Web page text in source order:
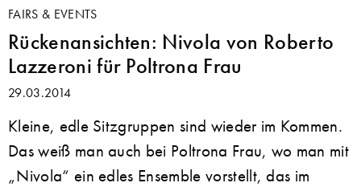
FAIRS & EVENTS
Rückenansichten: Nivola von Roberto
Lazzeroni für Poltrona Frau
29.03.2014
Kleine, edle Sitzgruppen sind wieder im Kommen.
Das weiß man auch bei Poltrona Frau, wo man mit
„Nivola“ ein edles Ensemble vorstellt, das im